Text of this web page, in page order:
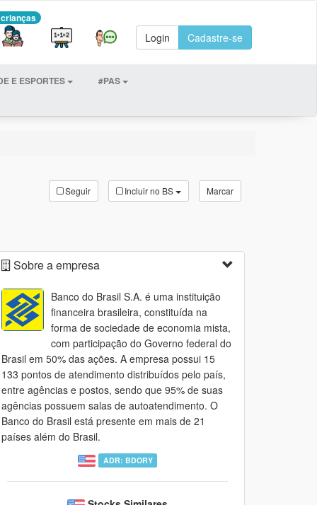
Login Cadastre-se
E ESPORTES
#PAS
Seguir Incluir no BS Marcar
Sobre a empresa
Banco do Brasil S.A. é uma instituição
financeira brasileira, constituída na
forma de sociedade de economia mista,
com participação do Governo federal do
Brasil em 50% das ações. A empresa possui 15
133 pontos de atendimento distribuídos pelo país,
entre agências e postos, sendo que 95% de suas
agências possuem salas de autoatendimento. O
Banco do Brasil está presente em mais de 21
países além do Brasil.
ADR: BDORY